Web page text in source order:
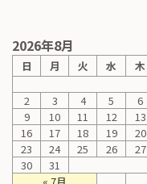
2026年8月
日 月 火 水 木
2
3 4 5 6
9
10 11 12 13
16
17 18 19 20
23
24 25 26 27
30
31